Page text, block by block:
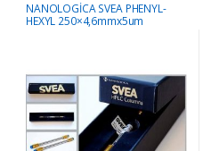
NANOLOGİCA SVEA PHENYL-
HEXYL 250×4,6mmx5um